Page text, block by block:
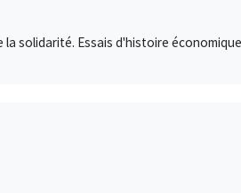
la solidarité. Essais d'histoire